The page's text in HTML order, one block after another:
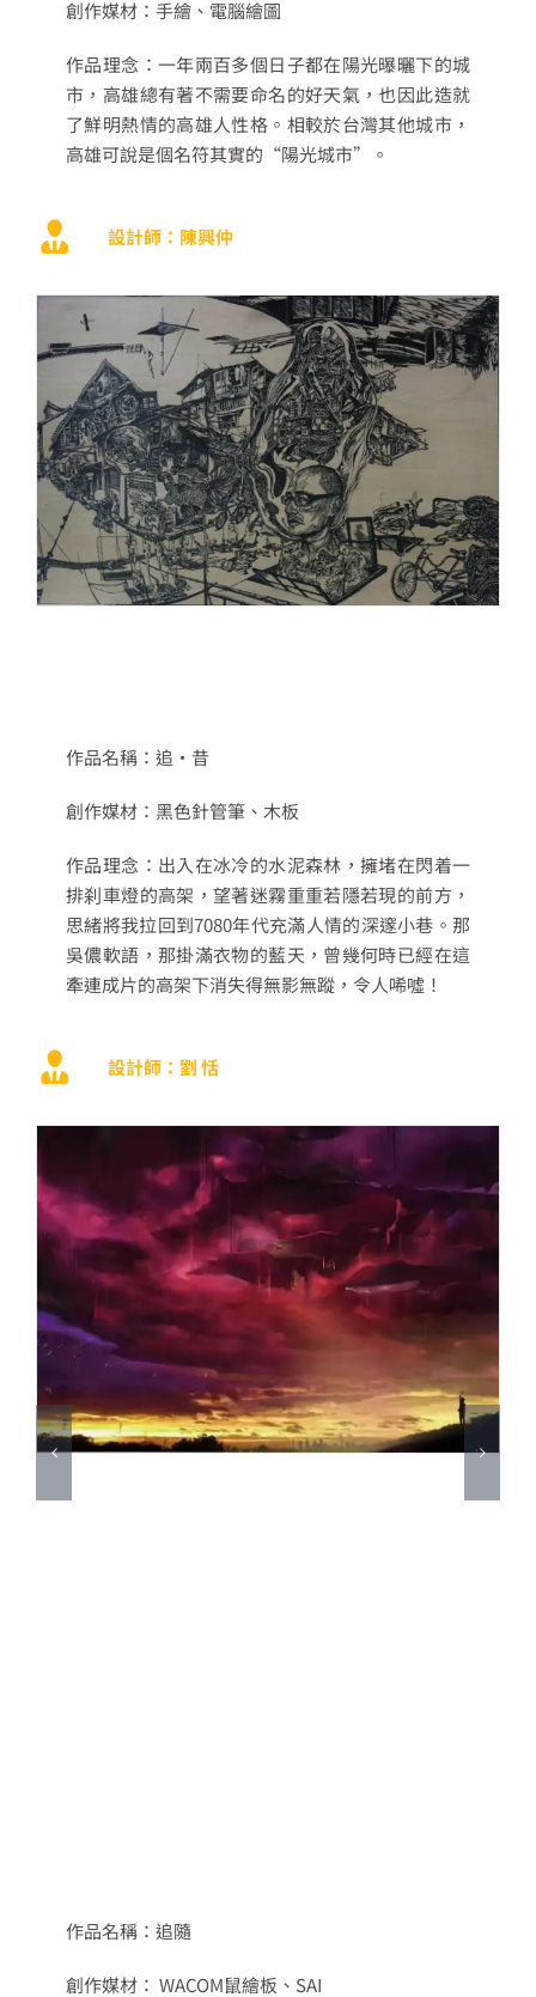
創作媒材：手繪、電腦繪圖
作品理念：一年兩百多個日子都在陽光曝曬下的城
市，高雄總有著不需要命名的好天氣，也因此造就
了鮮明熱情的高雄人性格。相較於台灣其他城市，
高雄可說是個名符其實的“陽光城市”。
設計師：陳興仲
作品名稱：追‧昔
創作媒材：黑色針管筆、木板
作品理念：出入在冰冷的水泥森林，擁堵在閃着一
排刹車燈的高架，望著迷霧重重若隱若現的前方，
思緒將我拉回到7080年代充滿人情的深邃小巷。那
吳儂軟語，那掛滿衣物的藍天，曾幾何時已經在這
牽連成片的高架下消失得無影無蹤，令人唏噓！
設計師：劉 恬
作品名稱：追隨
創作媒材： WACOM鼠繪板、SAI